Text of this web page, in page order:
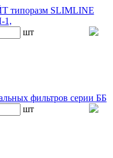
типоразм SLIMLINE
1,
шт
фильтров серии ББ
шт